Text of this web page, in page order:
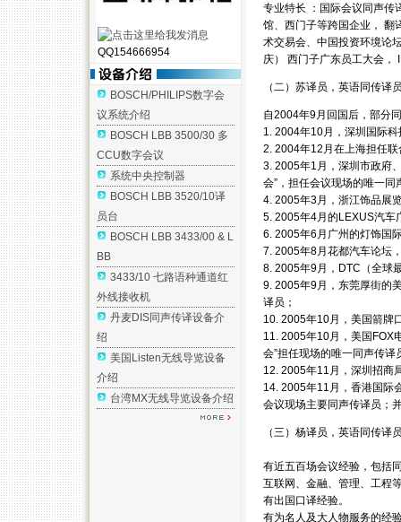
QQ154666954
BOSCH/PHILIPS数字会
议系统介绍
BOSCH LBB 3500/30 多
CCU数字会议
系统中央控制器
BOSCH LBB 3520/10译
员台
BOSCH LBB 3433/00 & L
BB
3433/10 七路语种通道红
外线接收机
丹麦DIS同声传译设备介
绍
美国Listen无线导览设备
介绍
台湾MX无线导览设备介绍
专业特长 ：国际会议同声传
馆、西门子等跨国企业， 翻
术交易会、中国投资环境论
庆） 西门子广东员工大会，
（二）苏译员，英语同传译
自2004年9月回国后，部分
1. 2004年10月，深圳国际
2. 2004年12月在上海担任
3. 2005年1月，深圳市政府
会”，担任会议现场的唯一同
4. 2005年3月，浙江饰品展
5. 2005年4月的LEXUS汽车
6. 2005年6月广州的灯饰国
7. 2005年8月花都汽车论坛
8. 2005年9月，DTC（全球
9. 2005年9月，东莞厚街的
译员；
10. 2005年10月，美国箭牌
11. 2005年10月，美国FOX
会”担任现场的唯一同声传译
12. 2005年11月，深圳招商
14. 2005年11月，香港国际
会议现场主要同声传译员；
（三）杨译员，英语同传译
有近五百场会议经验，包括
互联网、金融、管理、工程
有出国口译经验。
有为名人及大人物服务的经